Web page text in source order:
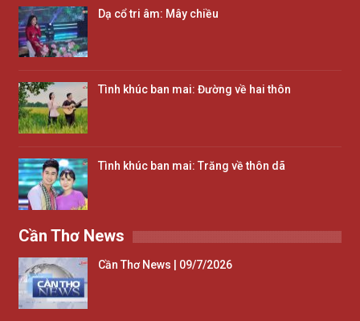
Dạ cổ tri âm: Mây chiều
Tình khúc ban mai: Đường về hai thôn
Tình khúc ban mai: Trăng về thôn dã
Cần Thơ News
Cần Thơ News | 09/7/2026